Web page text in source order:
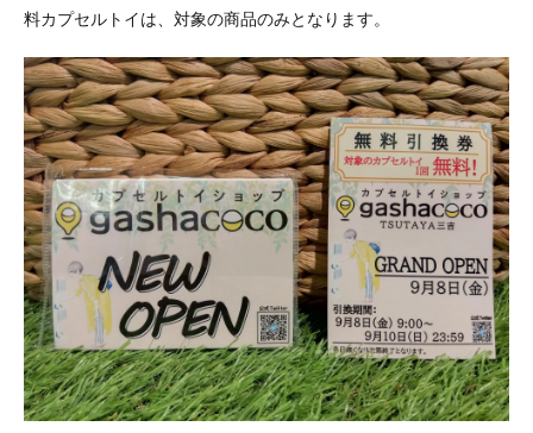
料カプセルトイは、対象の商品のみとなります。